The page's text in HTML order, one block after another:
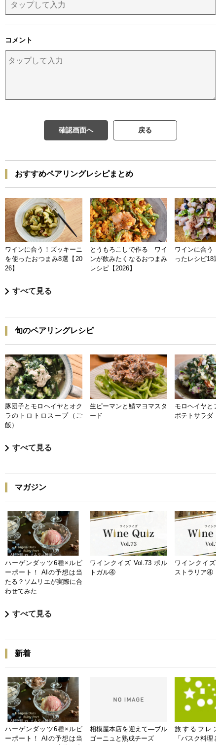
コメント
確認画面へ 戻る
おすすめペアリングレシピまとめ
ワインに合う！ズッキーニ
を使ったおつまみ8選【20
26】
とうもろこしで作る ワイ
ンが飲みたくなるおつまみ
レシピ【2026】
ワインに合う
ったレシピ18
すべて見る
旬のペアリングレシピ
豚団子とモロヘイヤとオク
ラのトロトロスープ（ご
飯）
生ピーマンと鯖マヨマスタ
ード
モロヘイヤと
ポテトサラダ
すべて見る
マガジン
ハーゲンダッツ6種×ルビ
ーポート！ AIの予想は当
たる？ソムリエが実際に合
わせてみた
ワインクイズ Vol.73 ポル
トガル④
ワインクイズ
ストラリア④
すべて見る
新着
ハーゲンダッツ6種×ルビ
ーポート！ AIの予想は当
相模屋本店を迎えて―ブル
ゴーニュと熟成チーズ
旅するフレン
「バスク料理